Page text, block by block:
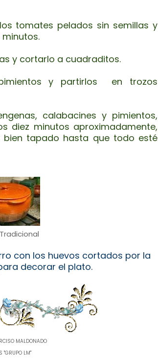
tomates pelados sin semillas y
y cortarlo a cuadraditos.
y partirlos en trozos
calabacines y pimientos,
diez minutos aproximadamente,
tapado hasta que todo esté
con los huevos cortados por la
decorar el plato.
MALDONADO
"GRUPO LM"